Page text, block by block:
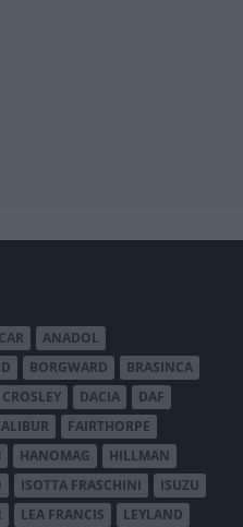
ANADOL
BORGWARD
BRASINCA
CROSLEY DACIA
DAF
FAIRTHORPE
HANOMAG
HILLMAN
ISOTTA FRASCHINI
ISUZU
LEA FRANCIS LEYLAND